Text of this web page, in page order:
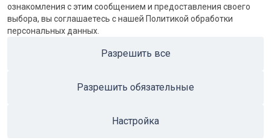
ПОПУЛЯРНЫЕ КАТЕГОРИИ
ПОПУЛЯРНЫЕ ТОВАРЫ
ознакомления с этим сообщением и предоставления своего
выбора, вы соглашаетесь с нашей Политикой обработки
персональных данных.
Разрешить все
Разрешить обязательные
Настройка